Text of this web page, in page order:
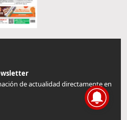
de actualidad directamente en